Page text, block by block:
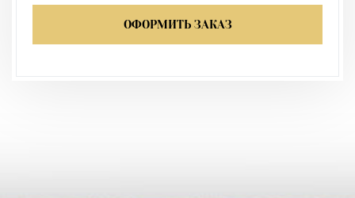
ОФОРМИТЬ ЗАКАЗ